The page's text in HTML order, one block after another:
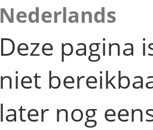
Nederlands
Deze pagina
niet
later nog